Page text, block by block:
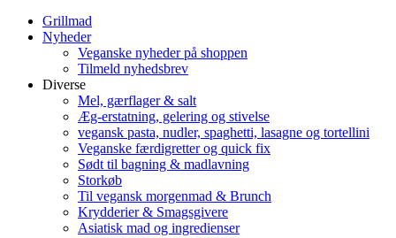
Grillmad
Nyheder
Veganske nyheder på shoppen
Tilmeld nyhedsbrev
Diverse
Mel, gærflager & salt
Æg-erstatning, gelering og stivelse
vegansk pasta, nudler, spaghetti, lasagne og tortellini
Veganske færdigretter og quick fix
Sødt til bagning & madlavning
Storkøb
Til vegansk morgenmad & Brunch
Krydderier & Smagsgivere
Asiatisk mad og ingredienser